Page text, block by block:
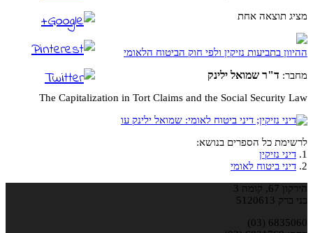
מציג תוצאה אחת
ההיוון בתביעות נזיקין ולפי חוק הביטוח הלאומי
מחבר: ד"ר שמואל ילינק
The Capitalization in Tort Claims and the Social Security Law
לרשימת כל הספרים בנושא:
1. דיני נזיקין
2. דיני ביטוח לאומי
הירקון 67, קומה 3
בני ברק 5120613
6835060 (03)